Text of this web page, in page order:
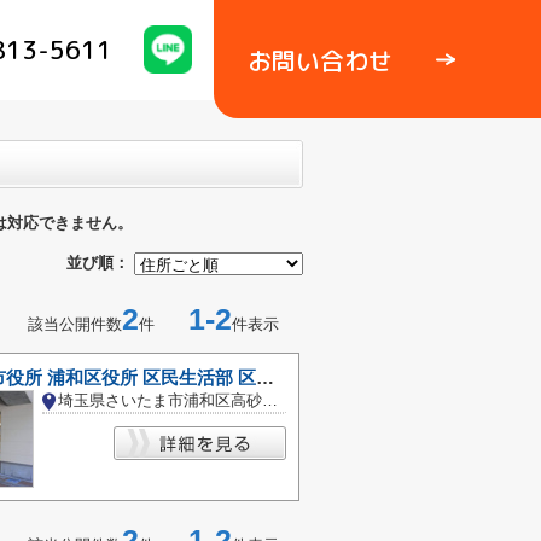
5611 お問い合わせ
応できません。
並び順：
該当公開件数2件 1-2件表示
さいたま市役所 浦和区役所 区民生活部 区民課 浦和駅市民の窓口
埼玉県さいたま市浦和区高砂１丁目